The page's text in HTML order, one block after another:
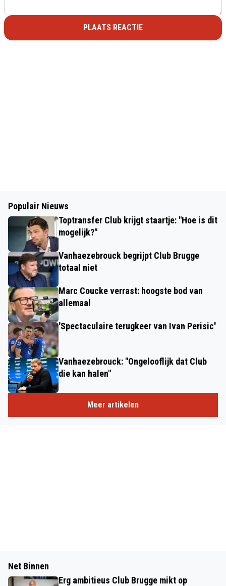
PLAATS REACTIE
Populair Nieuws
Toptransfer Club krijgt staartje: "Hoe is dit
mogelijk?"
Vanhaezebrouck begrijpt Club Brugge
totaal niet
Marc Coucke verrast: hoogste bod van
allemaal
'Spectaculaire terugkeer van Ivan Perisic'
Vanhaezebrouck: "Ongelooflijk dat Club
die kan halen"
Meer artikelen
Net Binnen
Erg ambitieus Club Brugge mikt op